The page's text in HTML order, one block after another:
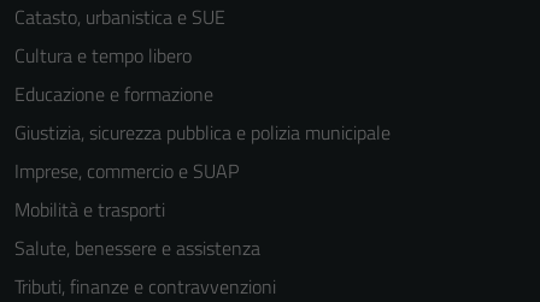
Catasto, urbanistica e SUE
Cultura e tempo libero
Educazione e formazione
Giustizia, sicurezza pubblica e polizia municipale
Imprese, commercio e SUAP
Mobilità e trasporti
Salute, benessere e assistenza
Tributi, finanze e contravvenzioni